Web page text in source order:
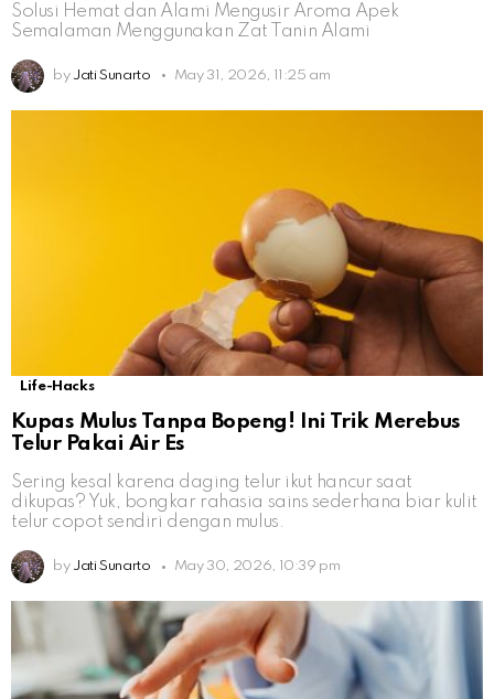
Solusi Hemat dan Alami Mengusir Aroma Apek
Semalaman Menggunakan Zat Tanin Alami
by Jati Sunarto May 31, 2026, 11:25 am
Life-Hacks
Kupas Mulus Tanpa Bopeng! Ini Trik Merebus
Telur Pakai Air Es
Sering kesal karena daging telur ikut hancur saat
dikupas? Yuk, bongkar rahasia sains sederhana biar kulit
telur copot sendiri dengan mulus.
by Jati Sunarto May 30, 2026, 10:39 pm